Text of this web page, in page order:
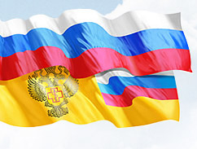
Перейти к основному содержанию